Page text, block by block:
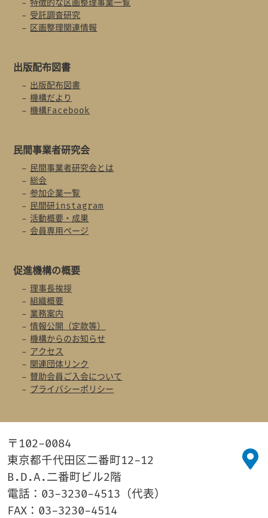
特徴的な区画整理事業一覧
受託調査研究
区画整理関連情報
出版配布図書
出版配布図書
機構だより
機構Facebook
民間事業者研究会
民間事業者研究会とは
総会
参加企業一覧
民間研instagram
活動概要・成果
会員専用ページ
促進機構の概要
理事長挨拶
組織概要
業務案内
情報公開（定款等）
機構からのお知らせ
アクセス
関連団体リンク
賛助会員ご入会について
プライバシーポリシー
〒102-0084
東京都千代田区二番町12-12
B.D.A.二番町ビル2階
電話：03-3230-4513（代表）
FAX：03-3230-4514